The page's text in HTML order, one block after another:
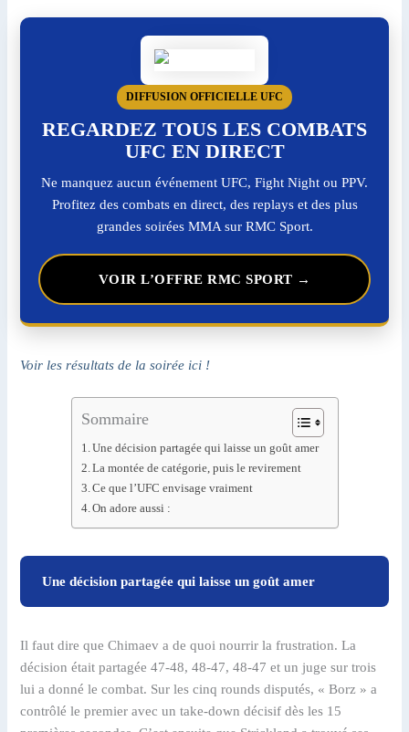
DIFFUSION OFFICIELLE UFC
REGARDEZ TOUS LES COMBATS
UFC EN DIRECT
Ne manquez aucun événement UFC, Fight Night ou PPV.
Profitez des combats en direct, des replays et des plus
grandes soirées MMA sur RMC Sport.
VOIR L’OFFRE RMC SPORT →
Voir les résultats de la soirée ici !
Sommaire
Une décision partagée qui laisse un goût amer
La montée de catégorie, puis le revirement
Ce que l’UFC envisage vraiment
On adore aussi :
Une décision partagée qui laisse un goût amer
Il faut dire que Chimaev a de quoi nourrir la frustration. La
décision était partagée 47-48, 48-47, 48-47 et un juge sur trois
lui a donné le combat. Sur les cinq rounds disputés, « Borz » a
contrôlé le premier avec un take-down décisif dès les 15